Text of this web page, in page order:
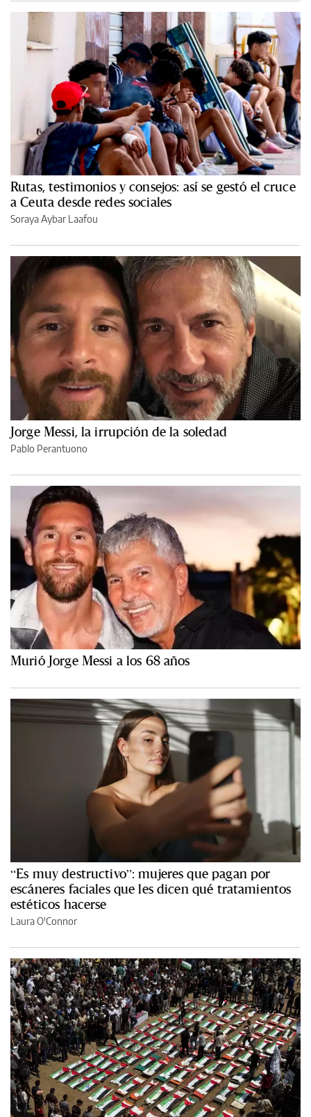
Rutas, testimonios y consejos: así se gestó el cruce
a Ceuta desde redes sociales
Soraya Aybar Laafou
Jorge Messi, la irrupción de la soledad
Pablo Perantuono
Murió Jorge Messi a los 68 años
“Es muy destructivo”: mujeres que pagan por
escáneres faciales que les dicen qué tratamientos
estéticos hacerse
Laura O'Connor